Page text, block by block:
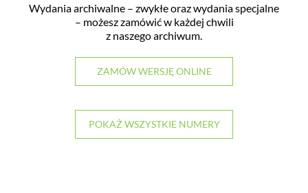
Wydania archiwalne – zwykłe oraz wydania specjalne
– możesz zamówić w każdej chwili
z naszego archiwum.
ZAMÓW WERSJĘ ONLINE
POKAŻ WSZYSTKIE NUMERY